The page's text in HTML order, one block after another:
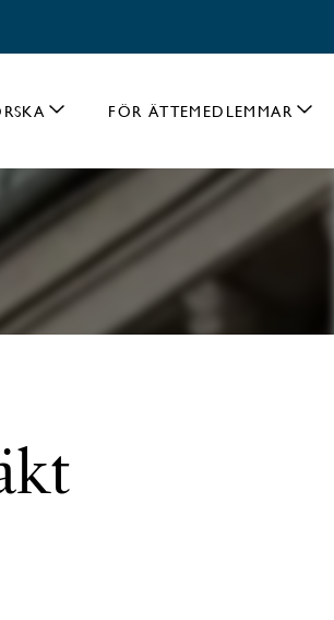
FÖR ÄTTEMEDLEMMAR